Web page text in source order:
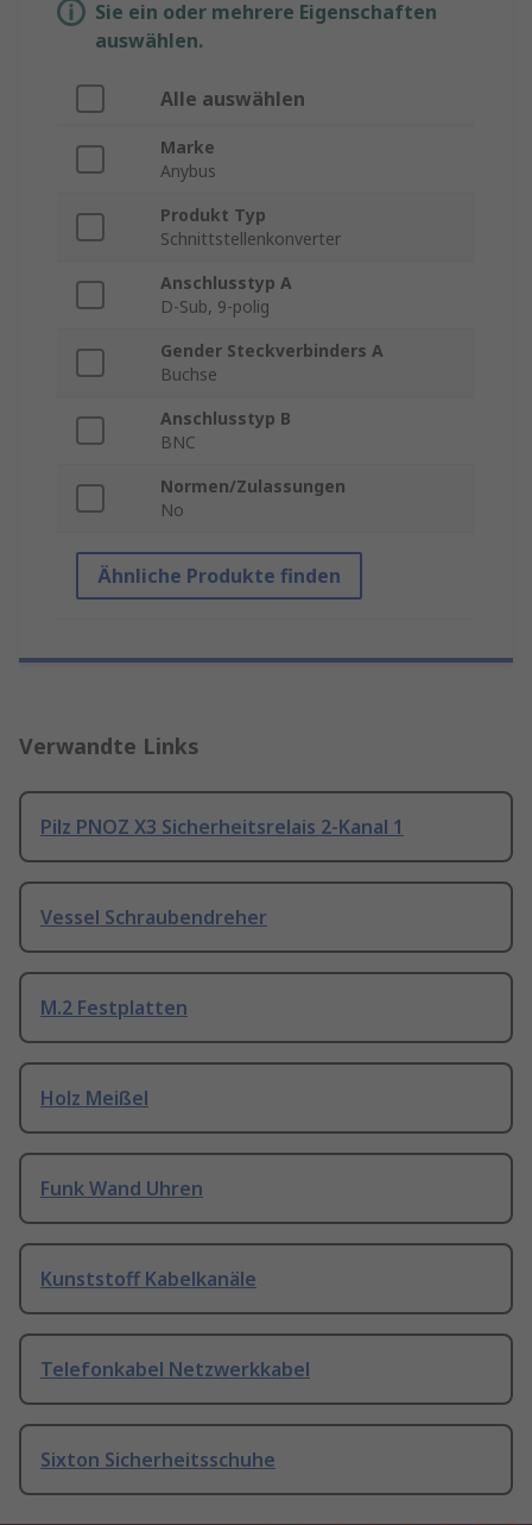
Sie ein oder mehrere Eigenschaften
auswählen.
Alle auswählen
Marke
Anybus
Produkt Typ
Schnittstellenkonverter
Anschlusstyp A
D-Sub, 9-polig
Gender Steckverbinders A
Buchse
Anschlusstyp B
BNC
Normen/Zulassungen
No
Ähnliche Produkte finden
Verwandte Links
Pilz PNOZ X3 Sicherheitsrelais 2-Kanal 1
Vessel Schraubendreher
M.2 Festplatten
Holz Meißel
Funk Wand Uhren
Kunststoff Kabelkanäle
Telefonkabel Netzwerkkabel
Sixton Sicherheitsschuhe